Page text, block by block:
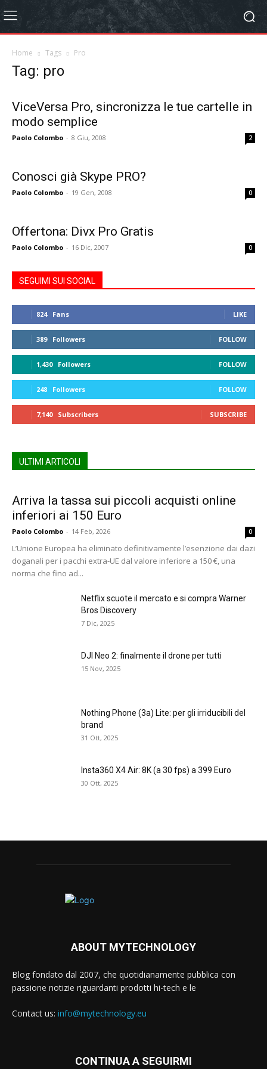
Home Tags Pro
Tag: pro
ViceVersa Pro, sincronizza le tue cartelle in
modo semplice
Paolo Colombo - 8 Giu, 2008 2
Conosci già Skype PRO?
Paolo Colombo - 19 Gen, 2008 0
Offertona: Divx Pro Gratis
Paolo Colombo - 16 Dic, 2007 0
SEGUIMI SUI SOCIAL
824 Fans LIKE
389 Followers FOLLOW
1,430 Followers FOLLOW
248 Followers FOLLOW
7,140 Subscribers SUBSCRIBE
ULTIMI ARTICOLI
Arriva la tassa sui piccoli acquisti online
inferiori ai 150 Euro
Paolo Colombo - 14 Feb, 2026 0
L’Unione Europea ha eliminato definitivamente l’esenzione dai dazi
doganali per i pacchi extra-UE dal valore inferiore a 150 €, una
norma che fino ad...
Netflix scuote il mercato e si compra Warner
Bros Discovery
7 Dic, 2025
DJI Neo 2: finalmente il drone per tutti
15 Nov, 2025
Nothing Phone (3a) Lite: per gli irriducibili del
brand
31 Ott, 2025
Insta360 X4 Air: 8K (a 30 fps) a 399 Euro
30 Ott, 2025
ABOUT MYTECHNOLOGY
Blog fondato dal 2007, che quotidianamente pubblica con
passione notizie riguardanti prodotti hi-tech e le
Contact us: info@mytechnology.eu
CONTINUA A SEGUIRMI